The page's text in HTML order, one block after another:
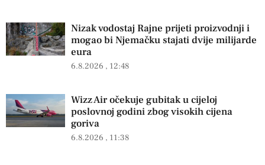
Nizak vodostaj Rajne prijeti proizvodnji i
mogao bi Njemačku stajati dvije milijarde
eura
6.8.2026 12:48
Wizz Air očekuje gubitak u cijeloj
poslovnoj godini zbog visokih cijena
goriva
6.8.2026 11:38